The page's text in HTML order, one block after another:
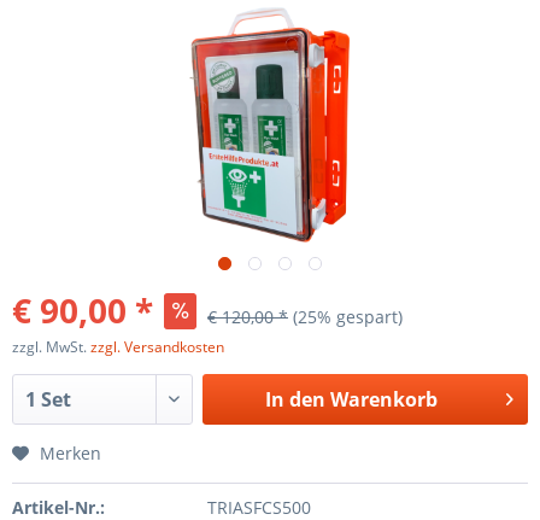
€ 90,00 * € 120,00 * (25% gespart)
zzgl. MwSt.zzgl. Versandkosten
In den Warenkorb
Merken
Artikel-Nr.: TRIASFCS500